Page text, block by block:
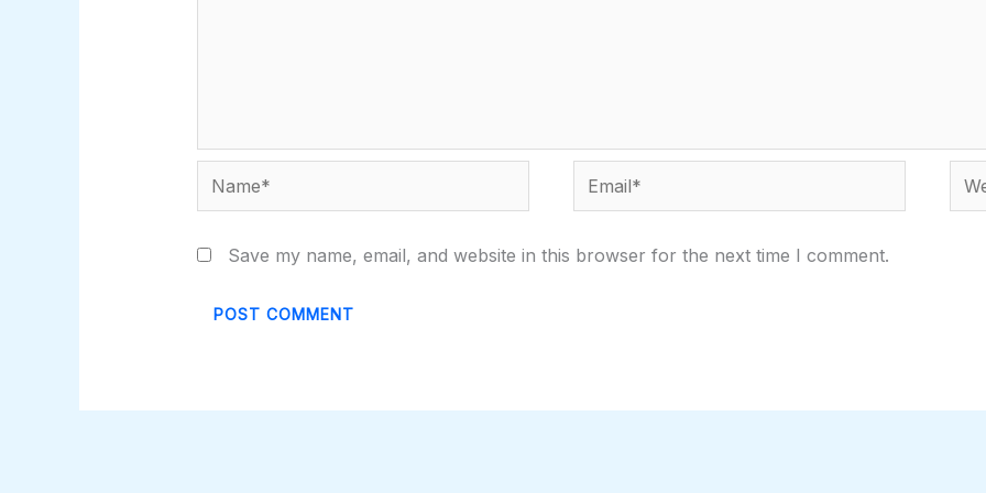
Name* Email*
Save my name, email, and website in this browser for the next time I comment.